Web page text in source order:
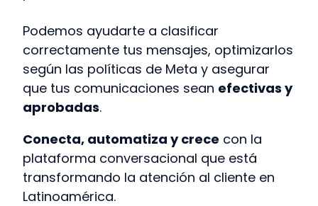
Podemos ayudarte a clasificar
correctamente tus mensajes, optimizarlos
según las políticas de Meta y asegurar
que tus comunicaciones sean efectivas y
aprobadas.
Conecta, automatiza y crece con la
plataforma conversacional que está
transformando la atención al cliente en
Latinoamérica.